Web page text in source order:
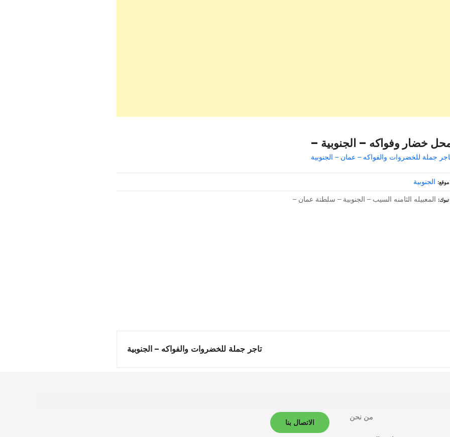
خضار وفواكه – الجنوبية –
جملة للخضروات والفواكه – عمان – الجنوبية
موقع الجنوبية
تبوك المعبيله الثامنه السيب – الجنوبية – سلطنة عمان –
تاجر جملة للخضروات والفواكه – الجنوبية
من نحن
الاتصال بنا